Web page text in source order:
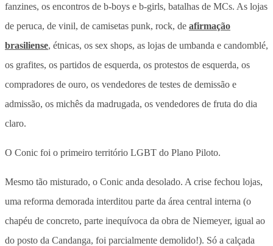
fanzines, os encontros de b-boys e b-girls, batalhas de MCs. As lojas
de peruca, de vinil, de camisetas punk, rock, de afirmação
brasiliense, étnicas, os sex shops, as lojas de umbanda e candomblé,
os grafites, os partidos de esquerda, os protestos de esquerda, os
compradores de ouro, os vendedores de testes de demissão e
admissão, os michês da madrugada, os vendedores de fruta do dia
claro.
O Conic foi o primeiro território LGBT do Plano Piloto.
Mesmo tão misturado, o Conic anda desolado. A crise fechou lojas,
uma reforma demorada interditou parte da área central interna (o
chapéu de concreto, parte inequívoca da obra de Niemeyer, igual ao
do posto da Candanga, foi parcialmente demolido!). Só a calçada